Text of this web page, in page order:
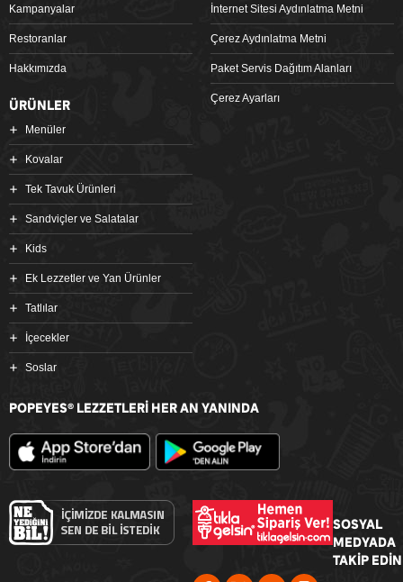
Kampanyalar
Restoranlar
Hakkımızda
İnternet Sitesi Aydınlatma Metni
Çerez Aydınlatma Metni
Paket Servis Dağıtım Alanları
Çerez Ayarları
ÜRÜNLER
Menüler
Kovalar
Tek Tavuk Ürünleri
Sandviçler ve Salatalar
Kids
Ek Lezzetler ve Yan Ürünler
Tatlılar
İçecekler
Soslar
POPEYES® LEZZETLERİ HER AN YANINDA
SOSYAL
MEDYADA
TAKİP EDİN